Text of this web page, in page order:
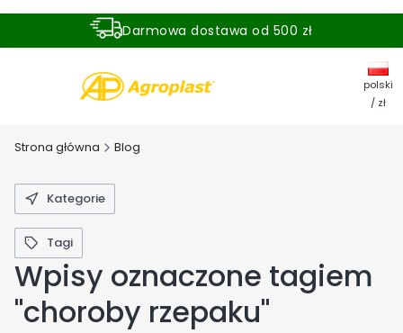
Darmowa dostawa od 500 zł
polski
/ zł
Strona główna Blog
Kategorie
Tagi
Wpisy oznaczone tagiem
"choroby rzepaku"